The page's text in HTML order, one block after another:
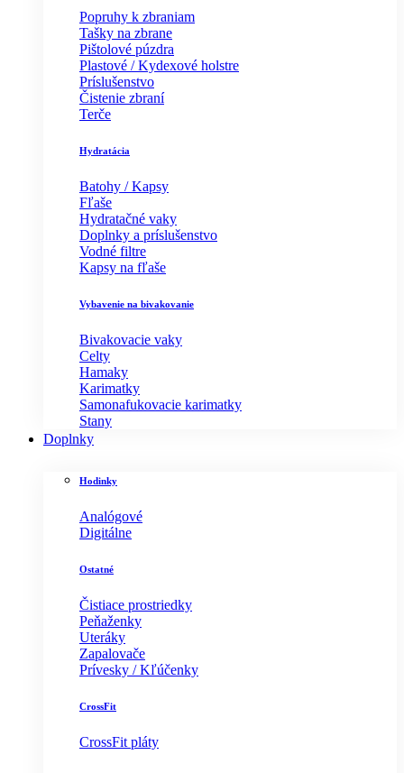
Popruhy k zbraniam
Tašky na zbrane
Pištolové púzdra
Plastové / Kydexové holstre
Príslušenstvo
Čistenie zbraní
Terče
Hydratácia
Batohy / Kapsy
Fľaše
Hydratačné vaky
Doplnky a príslušenstvo
Vodné filtre
Kapsy na fľaše
Vybavenie na bivakovanie
Bivakovacie vaky
Celty
Hamaky
Karimatky
Samonafukovacie karimatky
Stany
Doplnky
Hodinky
Analógové
Digitálne
Ostatné
Čistiace prostriedky
Peňaženky
Uteráky
Zapalovače
Prívesky / Kľúčenky
CrossFit
CrossFit pláty